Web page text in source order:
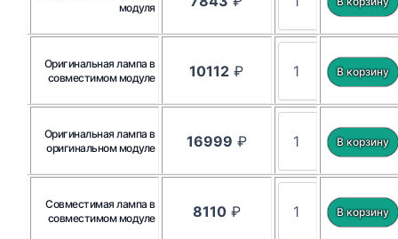
модуля
Оригинальная лампа в
совместимом модуле
10112 ₽
Оригинальная лампа в
оригинальном модуле
16999 ₽
Совместимая лампа в
совместимом модуле
8110₽